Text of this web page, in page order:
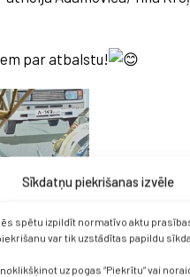
Sīkdatņu piekrišanas izvēle
spētu izpildīt normatīvo aktu
var tik uzstādītas papildu
uz pogas “Piekrītu” vai
par atbalstu!